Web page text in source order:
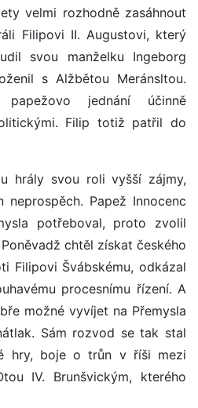
velmi rozhodně zasáhnout
Filipovi II. Augustovi, který
svou manželku Ingeborg
s Alžbětou Meránsltou.
jednání účinně
Filip totiž patřil do
hrály svou roli vyšší zájmy,
Papež Innocenc
potřeboval, proto zvolil
chtěl získat českého
Filipovi Švábskému, odkázal
procesnímu řízení. A
možné vyvíjet na Přemysla
Sám rozvod se tak stal
hry, boje o trůn v říši mezi
IV. Brunšvickým, kterého